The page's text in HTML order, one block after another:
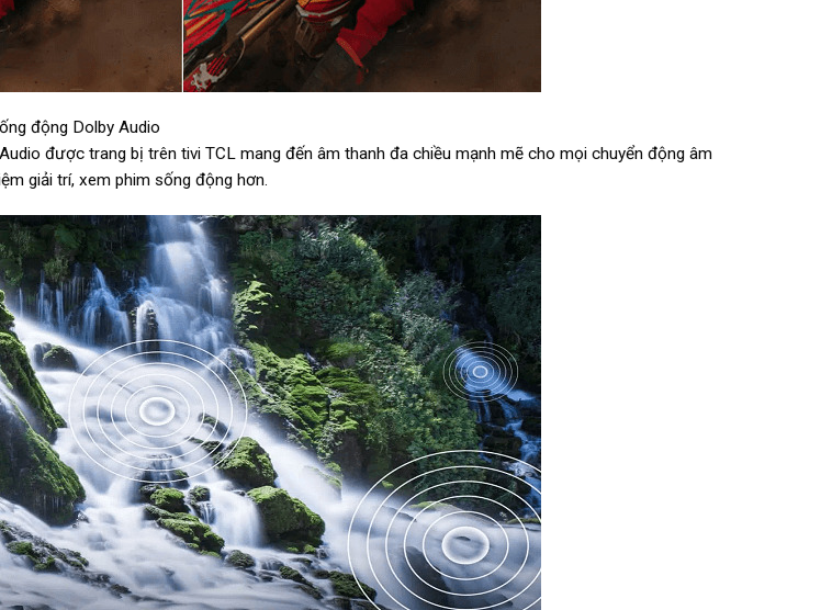
động Dolby Audio
được trang bị trên tivi TCL mang đến âm thanh đa chiều mạnh mẽ cho mọi chuyển động âm
giải trí, xem phim sống động hơn.